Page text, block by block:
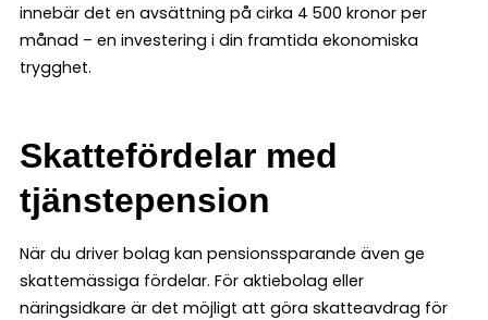
innebär det en avsättning på cirka 4 500 kronor per
månad – en investering i din framtida ekonomiska
trygghet.
Skattefördelar med
tjänstepension
När du driver bolag kan pensionssparande även ge
skattemässiga fördelar. För aktiebolag eller
näringsidkare är det möjligt att göra skatteavdrag för